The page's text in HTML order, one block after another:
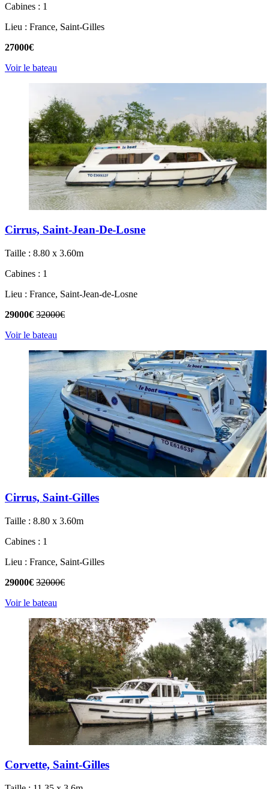
Cabines : 1
Lieu : France, Saint-Gilles
27000€
Voir le bateau
Cirrus, Saint-Jean-De-Losne
Taille : 8.80 x 3.60m
Cabines : 1
Lieu : France, Saint-Jean-de-Losne
29000€ 32000€
Voir le bateau
Cirrus, Saint-Gilles
Taille : 8.80 x 3.60m
Cabines : 1
Lieu : France, Saint-Gilles
29000€ 32000€
Voir le bateau
Corvette, Saint-Gilles